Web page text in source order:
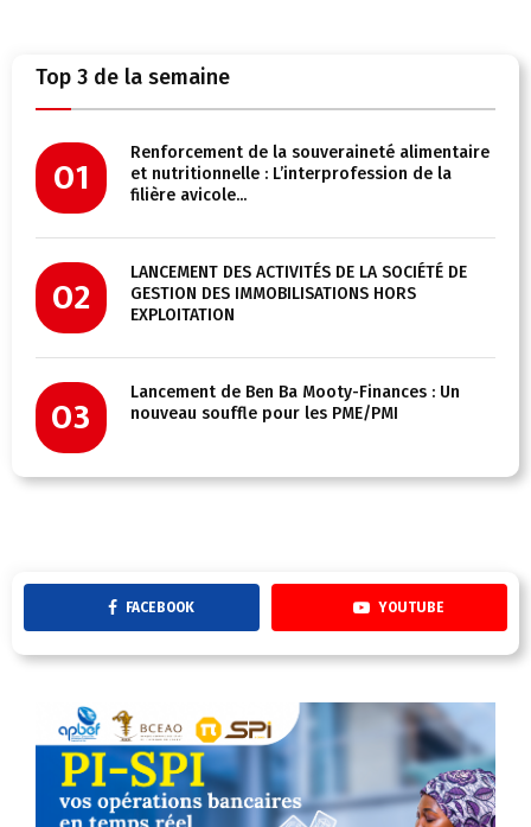
Top 3 de la semaine
01
Renforcement de la souveraineté alimentaire
et nutritionnelle : L’interprofession de la
filière avicole...
02
LANCEMENT DES ACTIVITÉS DE LA SOCIÉTÉ DE
GESTION DES IMMOBILISATIONS HORS
EXPLOITATION
03
Lancement de Ben Ba Mooty-Finances : Un
nouveau souffle pour les PME/PMI
FACEBOOK YOUTUBE